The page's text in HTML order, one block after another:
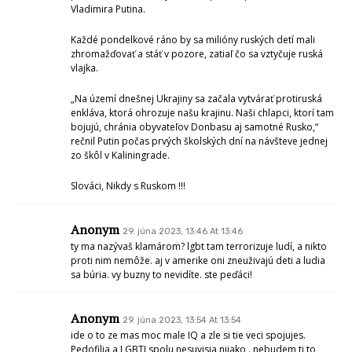
Vladimira Putina.
Každé pondelkové ráno by sa milióny ruských detí mali
zhromažďovať a stáť v pozore, zatiaľ čo sa vztyčuje ruská
vlajka.
„Na území dnešnej Ukrajiny sa začala vytvárať protiruská
enkláva, ktorá ohrozuje našu krajinu. Naši chlapci, ktorí tam
bojujú, chránia obyvateľov Donbasu aj samotné Rusko,“
rečnil Putin počas prvých školských dní na návšteve jednej
zo škôl v Kaliningrade.
Slováci, Nikdy s Ruskom !!!
Anonym 29. júna 2023, 13:46 At 13:46
ty ma nazývaš klamárom? lgbt tam terrorizuje ludí, a nikto
proti nim nemôže. aj v amerike oni zneuživajú deti a ludia
sa búria. vy buzny to nevidíte. ste peďáci!
Anonym 29. júna 2023, 13:54 At 13:54
ide o to ze mas moc male IQ a zle si tie veci spojujes.
Pedofilia a LGBTI spolu nesuvisia nijako . nebudem ti to